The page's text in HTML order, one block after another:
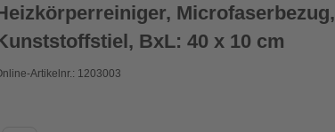
Microfaserbezug,
BxL: 40 x 10 cm
Artikelnr.: 1203003